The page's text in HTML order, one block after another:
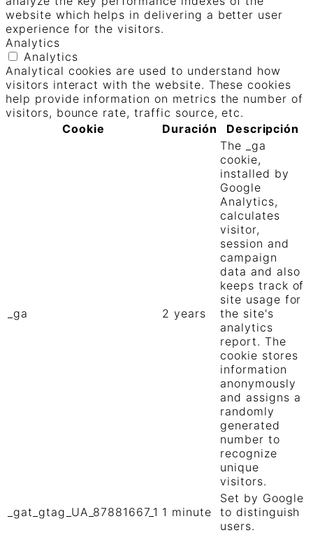
website which helps in delivering a better user
experience for the visitors.
Analytics
Analytics
Analytical cookies are used to understand how
visitors interact with the website. These cookies
help provide information on metrics the number of
visitors, bounce rate, traffic source, etc.
Cookie
Duración Descripción
_ga 2 years
The _ga
cookie,
installed by
Google
Analytics,
calculates
visitor,
session and
campaign
data and also
keeps track of
site usage for
the site's
analytics
report. The
cookie stores
information
anonymously
and assigns a
randomly
generated
number to
recognize
unique
visitors.
_gat_gtag_UA_87881667_1 1 minute
Set by Google
to distinguish
users.